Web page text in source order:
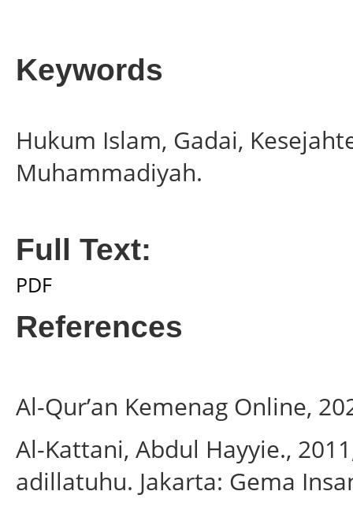
Keywords
Hukum Islam, Gadai,
Muhammadiyah.
Full Text:
PDF
References
Al-Qur’an Kemenag Online,
Al-Kattani, Abdul Hayyie.,
adillatuhu. Jakarta: Gema